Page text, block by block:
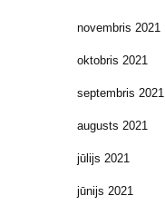
novembris 2021
oktobris 2021
septembris 2021
augusts 2021
jūlijs 2021
jūnijs 2021